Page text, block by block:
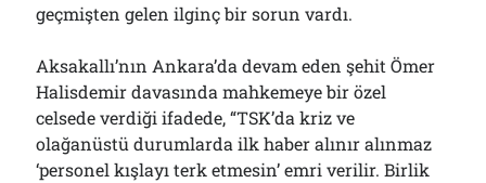
geçmişten gelen ilginç bir sorun vardı.
Aksakallı’nın Ankara’da devam eden şehit Ömer
Halisdemir davasında mahkemeye bir özel
celsede verdiği ifadede, “TSK’da kriz ve
olağanüstü durumlarda ilk haber alınır alınmaz
‘personel kışlayı terk etmesin’ emri verilir. Birlik